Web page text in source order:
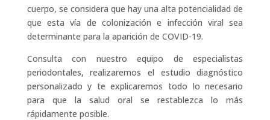
cuerpo, se considera que hay una alta potencialidad de
que esta vía de colonización e infección viral sea
determinante para la aparición de COVID-19.
Consulta con nuestro equipo de especialistas
periodontales, realizaremos el estudio diagnóstico
personalizado y te explicaremos todo lo necesario
para que la salud oral se restablezca lo más
rápidamente posible.